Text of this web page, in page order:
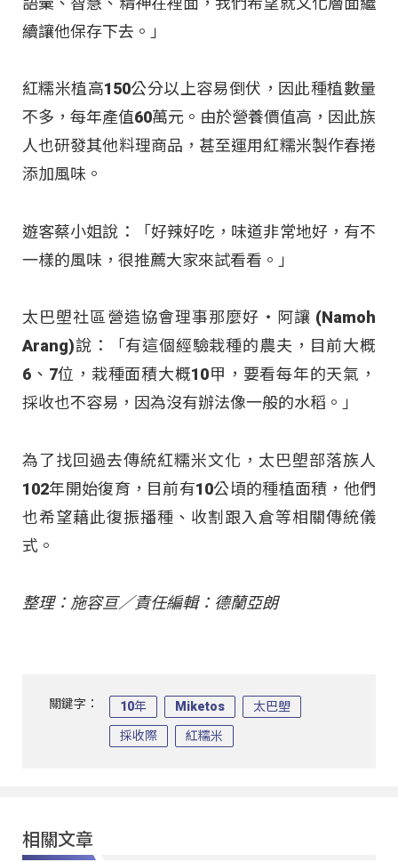
續讓他保存下去。」
紅糯米植高150公分以上容易倒伏，因此種植數量
不多，每年產值60萬元。由於營養價值高，因此族
人也研發其他料理商品，甚至運用紅糯米製作春捲
添加風味。
遊客蔡小姐說：「好辣好吃，味道非常地好，有不
一樣的風味，很推薦大家來試看看。」
太巴塱社區營造協會理事那麼好‧阿讓 (Namoh
Arang)說：「有這個經驗栽種的農夫，目前大概
6、7位，栽種面積大概10甲，要看每年的天氣，
採收也不容易，因為沒有辦法像一般的水稻。」
為了找回過去傳統紅糯米文化，太巴塱部落族人
102年開始復育，目前有10公頃的種植面積，他們
也希望藉此復振播種、收割跟入倉等相關傳統儀
式。
整理：施容亘／責任編輯：德蘭亞朗
關鍵字： 10年 Miketos 太巴塱
採收際 紅糯米
相關文章